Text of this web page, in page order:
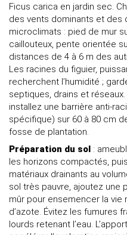
Ficus carica en jardin sec.
des vents dominants et des
microclimats : pied de mur
caillouteux, pente orientée
distances de 4 à 6 m des
Les racines du figuier,
recherchent l’humidité ;
septiques, drains et
installez une barrière anti-
spécifique) sur 60 à 80 cm
fosse de plantation.
Préparation du sol :
les horizons compactés,
matériaux drainants au
sol très pauvre, ajoutez
mûr pour ensemencer la vie
d’azote. Évitez les fumures
lourds retenant l’eau.